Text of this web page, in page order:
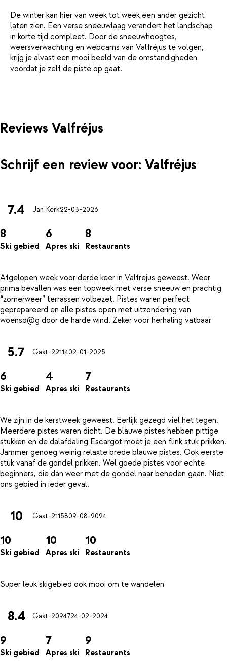
De winter kan hier van week tot week een ander gezicht
laten zien. Een verse sneeuwlaag verandert het landschap
in korte tijd compleet. Door de sneeuwhoogtes,
weersverwachting en webcams van Valfréjus te volgen,
krijg je alvast een mooi beeld van de omstandigheden
voordat je zelf de piste op gaat.
Reviews Valfréjus
Schrijf een review voor: Valfréjus
7.4 Jan Kerk22-03-2026
8
Ski gebied
6
Apres ski
8
Restaurants
Afgelopen week voor derde keer in Valfrejus geweest. Weer
prima bevallen was een topweek met verse sneeuw en prachtig
“zomerweer” terrassen volbezet. Pistes waren perfect
geprepareerd en alle pistes open met uitzondering van
5.7 Gast-2211402-01-2025
6
Ski gebied
4
Apres ski
7
Restaurants
We zijn in de kerstweek geweest. Eerlijk gezegd viel het tegen.
Meerdere pistes waren dicht. De blauwe pistes hebben pittige
stukken en de dalafdaling Escargot moet je een flink stuk prikken.
Jammer genoeg weinig relaxte brede blauwe pistes. Ook eerste
stuk vanaf de gondel prikken. Wel goede pistes voor echte
beginners, die dan weer met de gondel naar beneden gaan. Niet
10 Gast-2115809-08-2024
10
Ski gebied
10
Apres ski
10
Restaurants
8.4 Gast-2094724-02-2024
9
Ski gebied
7
Apres ski
9
Restaurants